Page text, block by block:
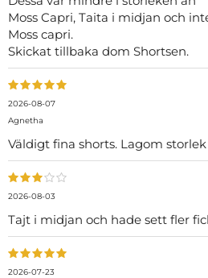
Moss Capri, Taita i midjan och
Moss capri.
Skickat tillbaka dom Shortsen.
2026-08-07
Agnetha
Väldigt fina shorts. Lagom storlek
2026-08-03
Tajt i midjan och hade sett fler
2026-07-23